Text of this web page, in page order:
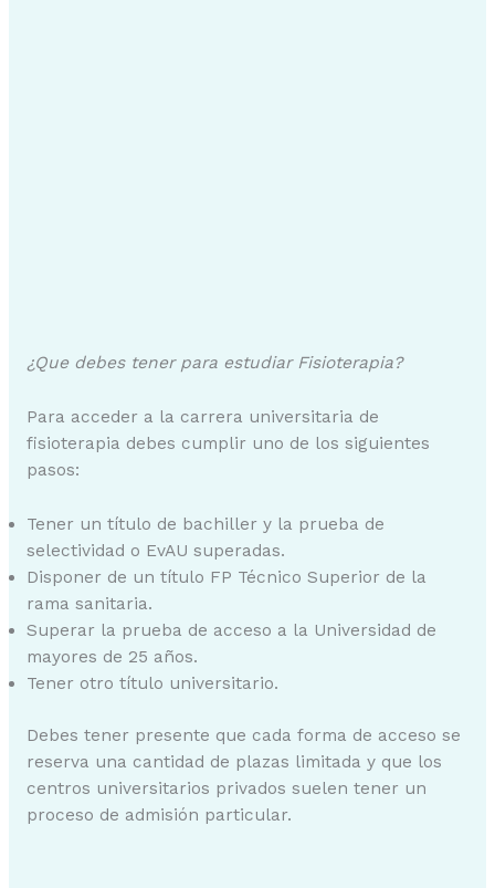
¿Que debes tener para estudiar Fisioterapia?
Para acceder a la carrera universitaria de
fisioterapia debes cumplir uno de los siguientes
pasos:
Tener un título de bachiller y la prueba de
selectividad o EvAU superadas.
Disponer de un título FP Técnico Superior de la
rama sanitaria.
Superar la prueba de acceso a la Universidad de
mayores de 25 años.
Tener otro título universitario.
Debes tener presente que cada forma de acceso se
reserva una cantidad de plazas limitada y que los
centros universitarios privados suelen tener un
proceso de admisión particular.